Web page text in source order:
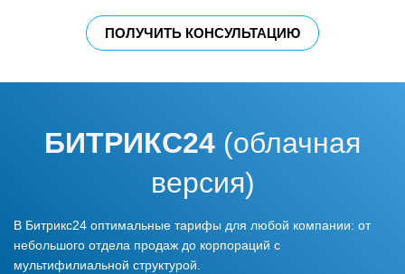
ПОЛУЧИТЬ КОНСУЛЬТАЦИЮ
БИТРИКС24 (облачная
версия)
В Битрикс24 оптимальные тарифы для любой компании: от
небольшого отдела продаж до корпораций с
мультифилиальной структурой.